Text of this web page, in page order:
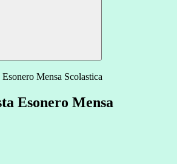
Mensa Scolastica
Esonero Mensa